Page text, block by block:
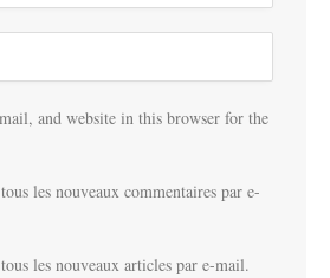
and website in this browser for the
les nouveaux commentaires par e-
les nouveaux articles par e-mail.